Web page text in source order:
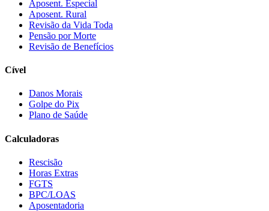
Aposent. Especial
Aposent. Rural
Revisão da Vida Toda
Pensão por Morte
Revisão de Benefícios
Cível
Danos Morais
Golpe do Pix
Plano de Saúde
Calculadoras
Rescisão
Horas Extras
FGTS
BPC/LOAS
Aposentadoria